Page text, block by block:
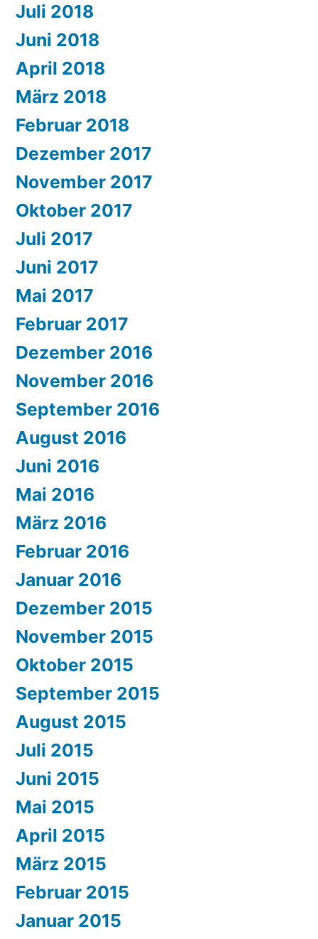
Juli 2018
Juni 2018
April 2018
März 2018
Februar 2018
Dezember 2017
November 2017
Oktober 2017
Juli 2017
Juni 2017
Mai 2017
Februar 2017
Dezember 2016
November 2016
September 2016
August 2016
Juni 2016
Mai 2016
März 2016
Februar 2016
Januar 2016
Dezember 2015
November 2015
Oktober 2015
September 2015
August 2015
Juli 2015
Juni 2015
Mai 2015
April 2015
März 2015
Februar 2015
Januar 2015